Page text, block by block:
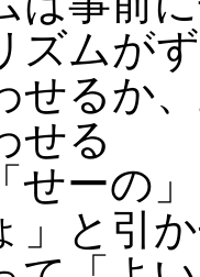
ズムが
せるか
せる
せーの
」と引